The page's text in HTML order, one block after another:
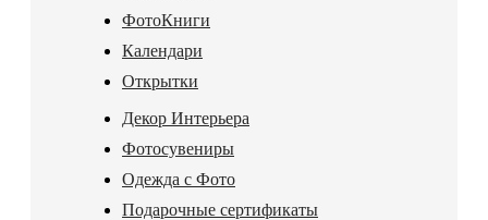
ФотоКниги
Календари
Открытки
Декор Интерьера
Фотосувениры
Одежда с Фото
Подарочные сертификаты